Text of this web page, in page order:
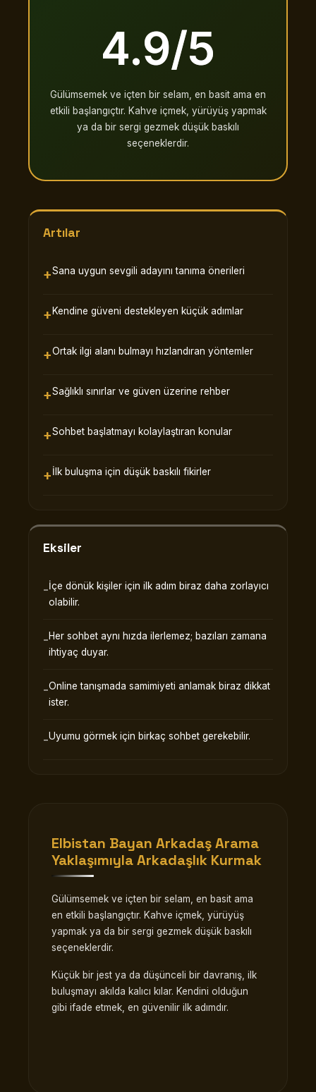
4.9/5
Gülümsemek ve içten bir selam, en basit ama en
etkili başlangıçtır. Kahve içmek, yürüyüş yapmak
ya da bir sergi gezmek düşük baskılı
seçeneklerdir.
Artılar
Sana uygun sevgili adayını tanıma önerileri
Kendine güveni destekleyen küçük adımlar
Ortak ilgi alanı bulmayı hızlandıran yöntemler
Sağlıklı sınırlar ve güven üzerine rehber
Sohbet başlatmayı kolaylaştıran konular
İlk buluşma için düşük baskılı fikirler
Eksiler
İçe dönük kişiler için ilk adım biraz daha zorlayıcı
olabilir.
Her sohbet aynı hızda ilerlemez; bazıları zamana
ihtiyaç duyar.
Online tanışmada samimiyeti anlamak biraz dikkat
ister.
Uyumu görmek için birkaç sohbet gerekebilir.
Elbistan Bayan Arkadaş Arama
Yaklaşımıyla Arkadaşlık Kurmak
Gülümsemek ve içten bir selam, en basit ama
en etkili başlangıçtır. Kahve içmek, yürüyüş
yapmak ya da bir sergi gezmek düşük baskılı
seçeneklerdir.
Küçük bir jest ya da düşünceli bir davranış, ilk
buluşmayı akılda kalıcı kılar. Kendini olduğun
gibi ifade etmek, en güvenilir ilk adımdır.